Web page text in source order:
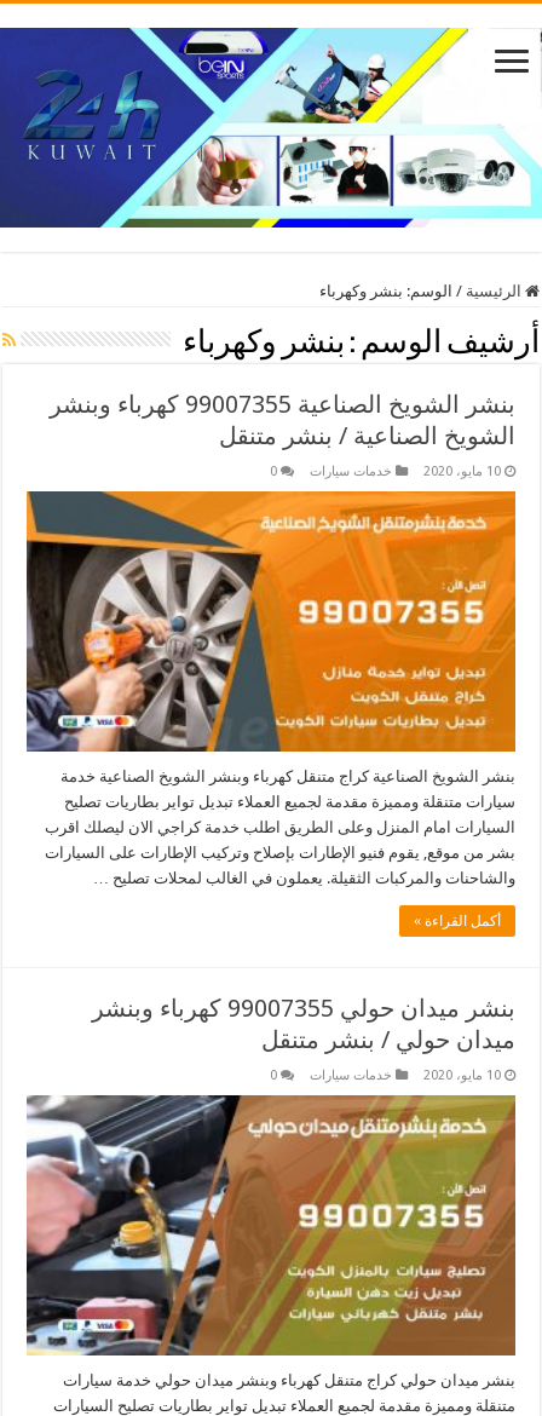
الرئيسية / الوسم: بنشر وكهرباء
أرشيف الوسم : بنشر وكهرباء
بنشر الشويخ الصناعية 99007355 كهرباء وبنشر
الشويخ الصناعية / بنشر متنقل
10 مايو، 2020 خدمات سيارات 0
بنشر الشويخ الصناعية كراج متنقل كهرباء وبنشر الشويخ الصناعية خدمة
سيارات متنقلة ومميزة مقدمة لجميع العملاء تبديل تواير بطاريات تصليح
السيارات امام المنزل وعلى الطريق اطلب خدمة كراجي الان ليصلك اقرب
بشر من موقع, يقوم فنيو الإطارات بإصلاح وتركيب الإطارات على السيارات
والشاحنات والمركبات الثقيلة. يعملون في الغالب لمحلات تصليح …
أكمل القراءة »
بنشر ميدان حولي 99007355 كهرباء وبنشر
ميدان حولي / بنشر متنقل
10 مايو، 2020 خدمات سيارات 0
بنشر ميدان حولي كراج متنقل كهرباء وبنشر ميدان حولي خدمة سيارات
متنقلة ومميزة مقدمة لجميع العملاء تبديل تواير بطاريات تصليح السيارات